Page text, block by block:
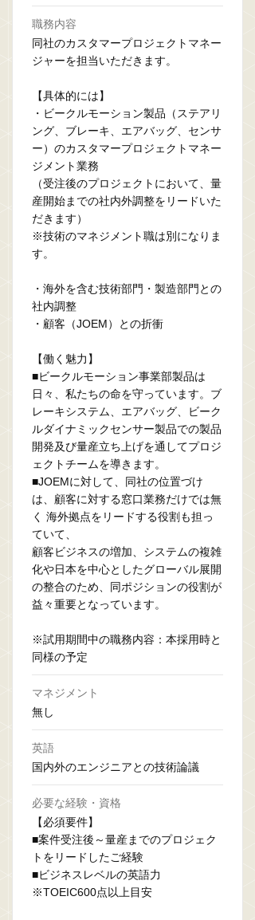
職務内容
同社のカスタマープロジェクトマネー
ジャーを担当いただきます。
【具体的には】
・ビークルモーション製品（ステアリ
ング、ブレーキ、エアバッグ、センサ
ー）のカスタマープロジェクトマネー
ジメント業務
（受注後のプロジェクトにおいて、量
産開始までの社内外調整をリードいた
だきます）
※技術のマネジメント職は別になりま
す。
・海外を含む技術部門・製造部門との
社内調整
・顧客（JOEM）との折衝
【働く魅力】
■ビークルモーション事業部製品は
日々、私たちの命を守っています。ブ
レーキシステム、エアバッグ、ビーク
ルダイナミックセンサー製品での製品
開発及び量産立ち上げを通してプロジ
ェクトチームを導きます。
■JOEMに対して、同社の位置づけ
は、顧客に対する窓口業務だけでは無
く 海外拠点をリードする役割も担っ
ていて、
顧客ビジネスの増加、システムの複雑
化や日本を中心としたグローバル展開
の整合のため、同ポジションの役割が
益々重要となっています。
※試用期間中の職務内容：本採用時と
同様の予定
マネジメント
無し
英語
国内外のエンジニアとの技術論議
必要な経験・資格
【必須要件】
■案件受注後～量産までのプロジェク
トをリードしたご経験
■ビジネスレベルの英語力
※TOEIC600点以上目安